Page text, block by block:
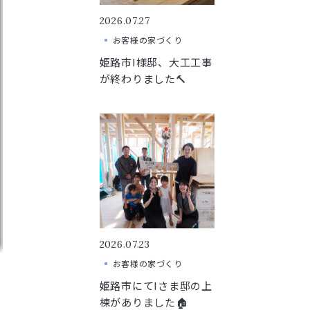
2026.07.27
お客様の家づくり
姫路市I様邸、大工工事
が終わりました🔨
2026.07.23
お客様の家づくり
姫路市にてIさま邸の上
棟がありました🏠